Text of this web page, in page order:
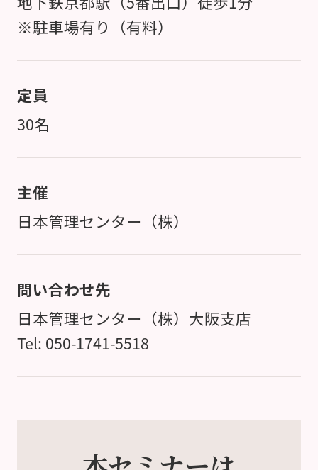
※駐車場有り（有料）
定員
30名
主催
日本管理センター（株）
問い合わせ先
日本管理センター（株）大阪支店
Tel: 050-1741-5518